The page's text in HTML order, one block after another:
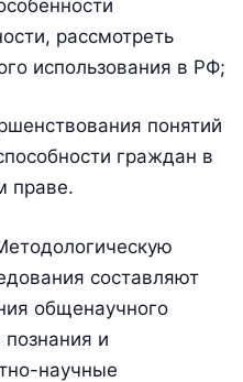
рассмотреть
использования в РФ;
понятий
граждан в
праве.
составляют
общенаучного
и
научные